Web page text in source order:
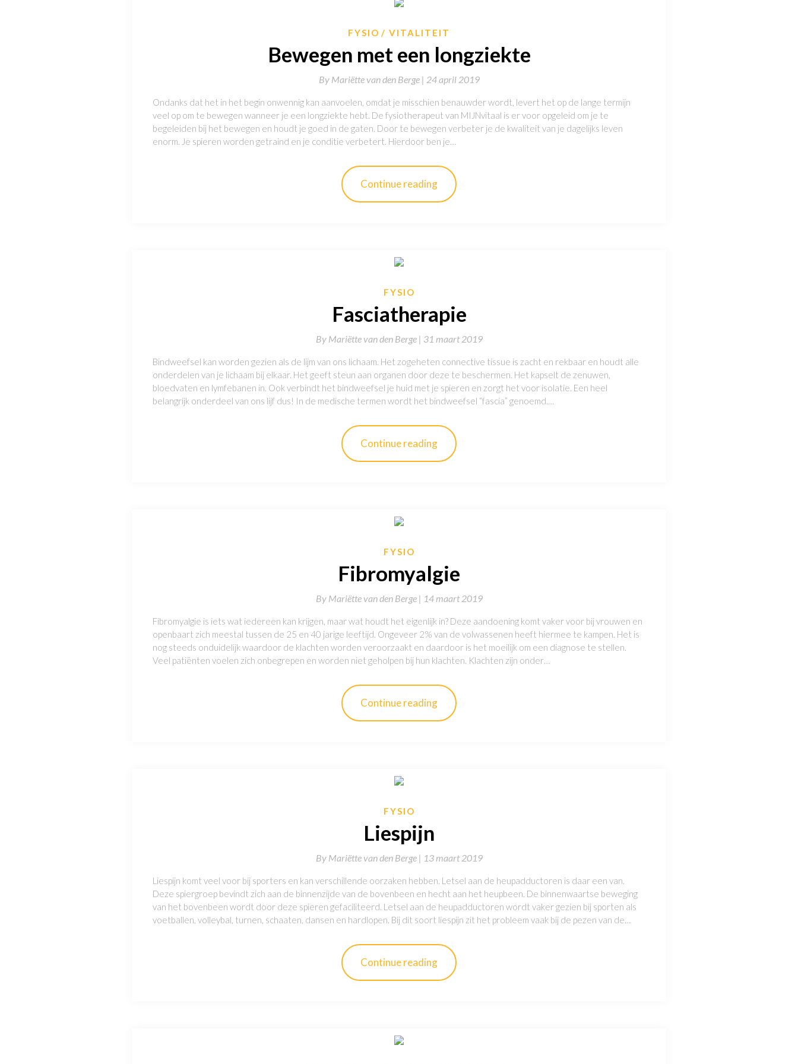
FYSIO VITALITEIT
Bewegen met een longziekte
By Mariëtte van den Berge | 24 april 2019
Ondanks dat het in het begin onwennig kan aanvoelen, omdat je misschien benauwder wordt, levert het op de lange termijn
veel op om te bewegen wanneer je een longziekte hebt. De fysiotherapeut van MIJNvitaal is er voor opgeleid om je te
begeleiden bij het bewegen en houdt je goed in de gaten. Door te bewegen verbeter je de kwaliteit van je dagelijks leven
enorm. Je spieren worden getraind en je conditie verbetert. Hierdoor ben je…
Continue reading
FYSIO
Fasciatherapie
By Mariëtte van den Berge | 31 maart 2019
Bindweefsel kan worden gezien als de lijm van ons lichaam. Het zogeheten connective tissue is zacht en rekbaar en houdt alle
onderdelen van je lichaam bij elkaar. Het geeft steun aan organen door deze te beschermen. Het kapselt de zenuwen,
bloedvaten en lymfebanen in. Ook verbindt het bindweefsel je huid met je spieren en zorgt het voor isolatie. Een heel
belangrijk onderdeel van ons lijf dus! In de medische termen wordt het bindweefsel “fascia” genoemd.…
Continue reading
FYSIO
Fibromyalgie
By Mariëtte van den Berge | 14 maart 2019
Fibromyalgie is iets wat iedereen kan krijgen, maar wat houdt het eigenlijk in? Deze aandoening komt vaker voor bij vrouwen en
openbaart zich meestal tussen de 25 en 40 jarige leeftijd. Ongeveer 2% van de volwassenen heeft hiermee te kampen. Het is
nog steeds onduidelijk waardoor de klachten worden veroorzaakt en daardoor is het moeilijk om een diagnose te stellen.
Veel patiënten voelen zich onbegrepen en worden niet geholpen bij hun klachten. Klachten zijn onder…
Continue reading
FYSIO
Liespijn
By Mariëtte van den Berge | 13 maart 2019
Liespijn komt veel voor bij sporters en kan verschillende oorzaken hebben. Letsel aan de heupadductoren is daar een van.
Deze spiergroep bevindt zich aan de binnenzijde van de bovenbeen en hecht aan het heupbeen. De binnenwaartse beweging
van het bovenbeen wordt door deze spieren gefaciliteerd. Letsel aan de heupadductoren wordt vaker gezien bij sporten als
voetballen, volleybal, turnen, schaaten, dansen en hardlopen. Bij dit soort liespijn zit het probleem vaak bij de pezen van de…
Continue reading